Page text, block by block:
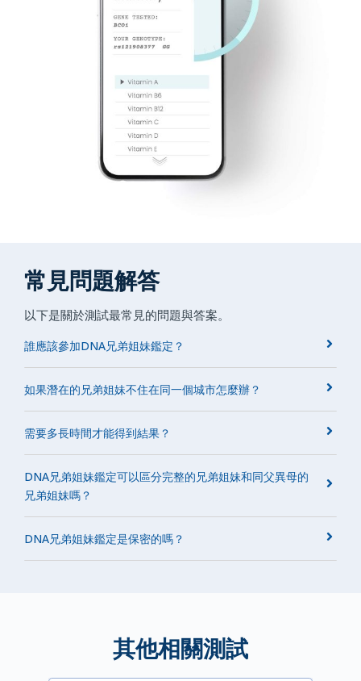
常見問題解答
以下是關於測試最常見的問題與答案。
誰應該參加DNA兄弟姐妹鑑定？
如果潛在的兄弟姐妹不住在同一個城市怎麼辦？
需要多長時間才能得到結果？
DNA兄弟姐妹鑑定可以區分完整的兄弟姐妹和同父異母的
兄弟姐妹嗎？
DNA兄弟姐妹鑑定是保密的嗎？
其他相關測試